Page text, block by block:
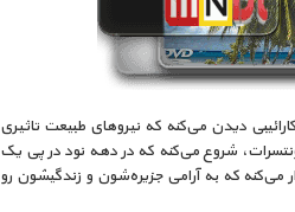
دیدن می‌کنه که نیروهای طبیعت تاثیری
شروع می‌کنه که در دهه نود در پی یک
می‌کنه که به آرامی جزیره‌شون و زندگیشون رو